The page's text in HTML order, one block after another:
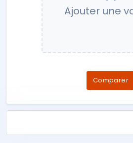
Ajouter une
Comparer